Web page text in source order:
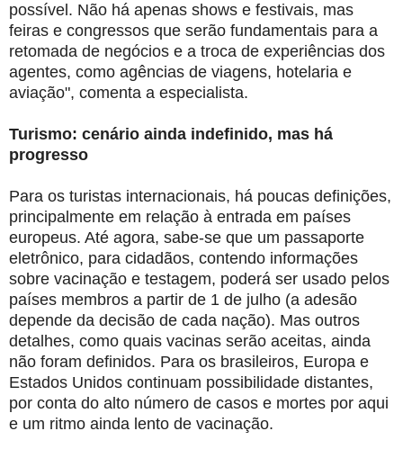
possível. Não há apenas shows e festivais, mas
feiras e congressos que serão fundamentais para a
retomada de negócios e a troca de experiências dos
agentes, como agências de viagens, hotelaria e
aviação", comenta a especialista.
Turismo: cenário ainda indefinido, mas há
progresso
Para os turistas internacionais, há poucas definições,
principalmente em relação à entrada em países
europeus. Até agora, sabe-se que um passaporte
eletrônico, para cidadãos, contendo informações
sobre vacinação e testagem, poderá ser usado pelos
países membros a partir de 1 de julho (a adesão
depende da decisão de cada nação). Mas outros
detalhes, como quais vacinas serão aceitas, ainda
não foram definidos. Para os brasileiros, Europa e
Estados Unidos continuam possibilidade distantes,
por conta do alto número de casos e mortes por aqui
e um ritmo ainda lento de vacinação.